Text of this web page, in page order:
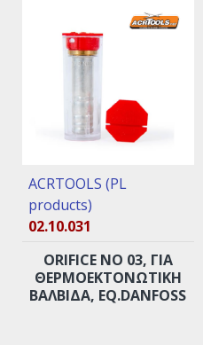
ACRTOOLS (PL
products)
02.10.031
ORIFICE ΝO 03, ΓΙΑ
ΘΕΡΜΟΕΚΤΟΝΩΤΙΚΉ
ΒΑΛΒΊΔΑ, EQ.DANFOSS